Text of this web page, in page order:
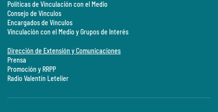
Políticas de Vinculación con el Medio
Consejo de Vínculos
Encargados de Vínculos
Vinculación con el Medio y Grupos de Interés
Dirección de Extensión y Comunicaciones
Prensa
Promoción y RRPP
Radio Valentín Letelier